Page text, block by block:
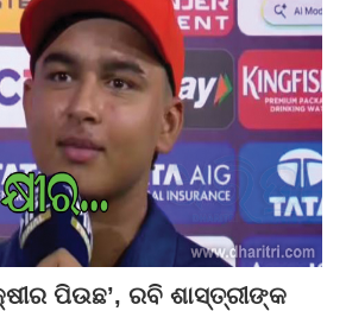
ପିଉଛ’, ରବି ଶାସ୍ତ୍ରୀଙ୍କ